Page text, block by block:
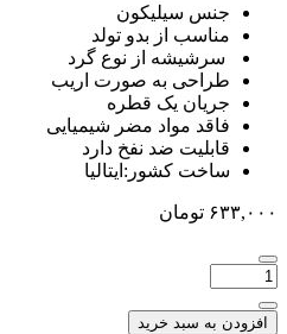
جنس سیلیکون
مناسب از بدو تولد
سرشیشه از نوع گرد
طراحی به صورت اریب
جریان یک قطره
فاقد مواد مضر شیمیایی
قابلیت ضد نفخ دارد
ساخت کشور:ایتالیا
۶۳۳,۰۰۰ تومان
افزودن به سبد خرید